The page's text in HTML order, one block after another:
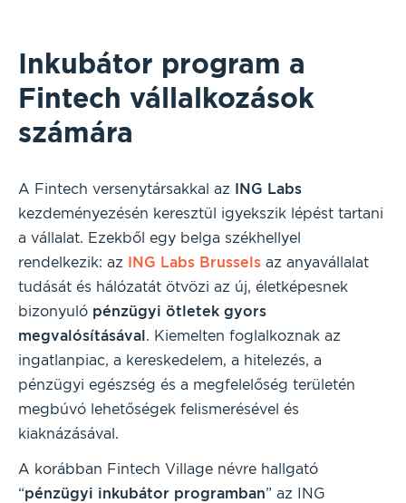
Inkubátor program a
Fintech vállalkozások
számára
A Fintech versenytársakkal az ING Labs
kezdeményezésén keresztül igyekszik lépést tartani
a vállalat. Ezekből egy belga székhellyel
rendelkezik: az ING Labs Brussels az anyavállalat
tudását és hálózatát ötvözi az új, életképesnek
bizonyuló pénzügyi ötletek gyors
megvalósításával. Kiemelten foglalkoznak az
ingatlanpiac, a kereskedelem, a hitelezés, a
pénzügyi egészség és a megfelelőség területén
megbúvó lehetőségek felismerésével és
kiaknázásával.
A korábban Fintech Village névre hallgató
“pénzügyi inkubátor programban” az ING